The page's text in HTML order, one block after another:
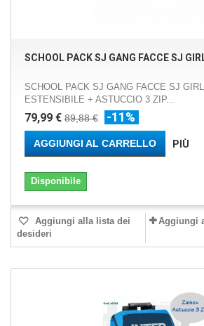
SCHOOL PACK SJ GANG FACCE SJ
SCHOOL PACK SJ GANG FACCE SJ
ESTENSIBILE + ASTUCCIO 3 ZIP...
79,99 € 89,88 € -11%
AGGIUNGI AL CARRELLO PIÙ
Disponibile
Aggiungi alla lista dei
desideri
Aggiungi